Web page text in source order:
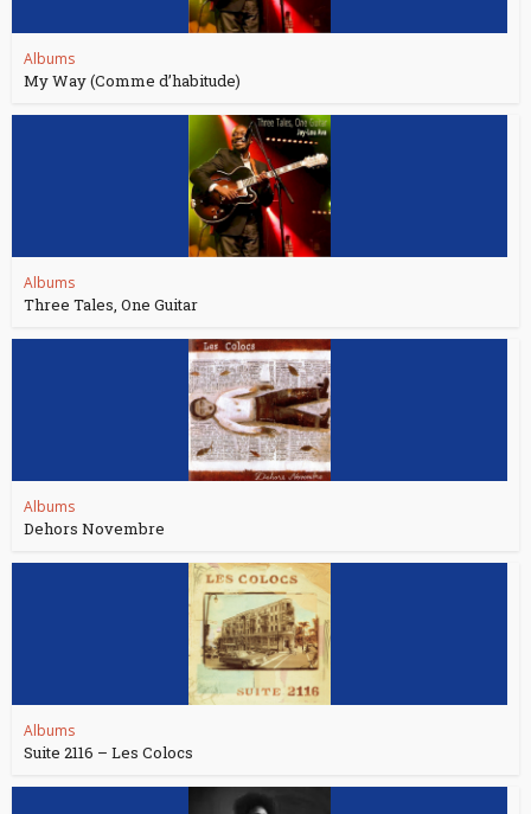
Albums
My Way (Comme d’habitude)
Albums
Three Tales, One Guitar
Albums
Dehors Novembre
Albums
Suite 2116 – Les Colocs